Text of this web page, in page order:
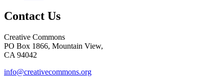
Contact Us
Creative Commons
PO Box 1866, Mountain View,
CA 94042
info@creativecommons.org